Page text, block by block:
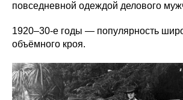
повседневной одеждой делового
1920–30-е годы — популярность
объёмного кроя.